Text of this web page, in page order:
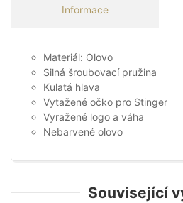
Informace
Materiál: Olovo
Silná šroubovací pružina
Kulatá hlava
Vytažené očko pro Stinger
Vyražené logo a váha
Nebarvené olovo
Související